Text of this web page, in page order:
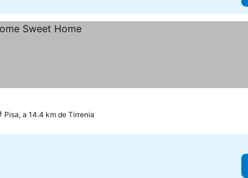
Pisa, a 14.4 km de Tirrenia